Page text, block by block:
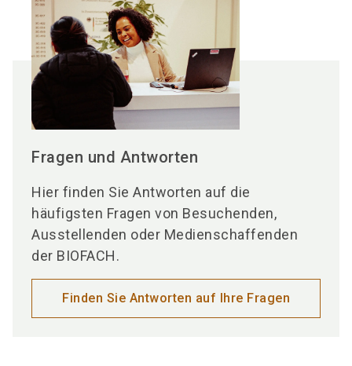
Fragen und Antworten
Hier finden Sie Antworten auf die
häufigsten Fragen von Besuchenden,
Ausstellenden oder Medienschaffenden
der BIOFACH.
Finden Sie Antworten auf Ihre Fragen